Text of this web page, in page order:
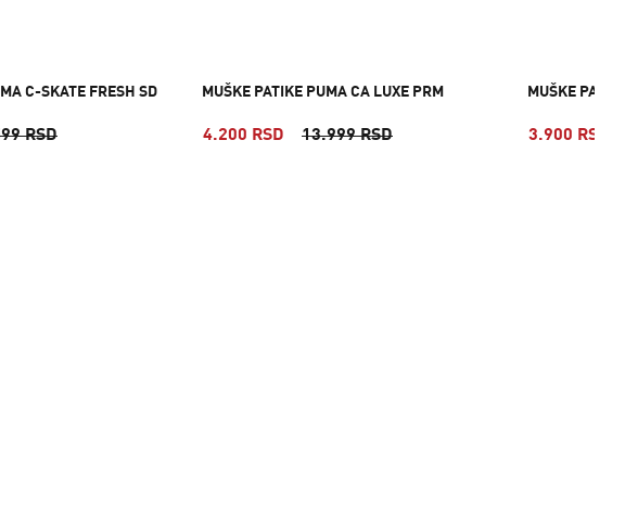
C-SKATE FRESH SD
RSD
MUŠKE PATIKE PUMA CA LUXE PRM
4.200 RSD 13.999 RSD
MUŠKE PATIKE
3.900 RSD